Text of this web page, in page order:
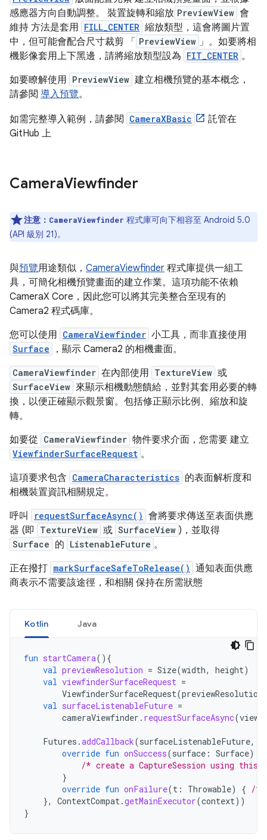
感應器方向自動調整。 裝置旋轉和縮放 PreviewView 會
維持 方法是套用 FILL_CENTER 縮放類型，這會將圖片置
中，但可能會配合尺寸裁剪 「
PreviewView 」。如要將相
機影像套用上下黑邊，請將縮放類型設為 FIT_CENTER 。
如要瞭解使用 PreviewView 建立相機預覽的基本概念，
請參閱 導入預覽。
如需完整導入範例，請參閱 CameraXBasic
託管在
GitHub 上
CameraViewfinder
注意： CameraViewfinder 程式庫可向下相容至 Android 5.0
(API 級別 21)。
與預覽用途類似， CameraViewfinder 程式庫提供一組工
具，可簡化相機預覽畫面的建立作業。這項功能不依賴
CameraX Core，因此您可以將其完美整合至現有的
Camera2 程式碼庫。
您可以使用 CameraViewfinder 小工具，而非直接使用
Surface ，顯示 Camera2 的相機畫面。
CameraViewfinder 在內部使用 TextureView 或
SurfaceView 來顯示相機動態饋給，並對其套用必要的轉
換，以便正確顯示觀景窗。包括修正顯示比例、縮放和旋
轉。
如要從 CameraViewfinder 物件要求介面，您需要 建立
ViewfinderSurfaceRequest 。
這項要求包含 CameraCharacteristics 的表面解析度和
相機裝置資訊相關規定。
呼叫
requestSurfaceAsync() 會將要求傳送至表面供應
器 (即
TextureView 或 SurfaceView )，並取得
Surface 的 ListenableFuture 。
正在撥打 markSurfaceSafeToRelease() 通知表面供應
商表示不需要該途徑，和相關 保持在所需狀態
Kotlin Java
fun startCamera(){
val previewResolution = Size(width, height)
val viewfinderSurfaceRequest =
ViewfinderSurfaceRequest(previewResolution
val surfaceListenableFuture =
cameraViewfinder . requestSurfaceAsync(
Futures .addCallback(surfaceListenableFuture,
override fun onSuccess(surface : Surface)
/* create a CaptureSession using this
}
override fun onFailure(t : Throwable) { /*
},
ContextCompat.getMainExecutor(context))
}